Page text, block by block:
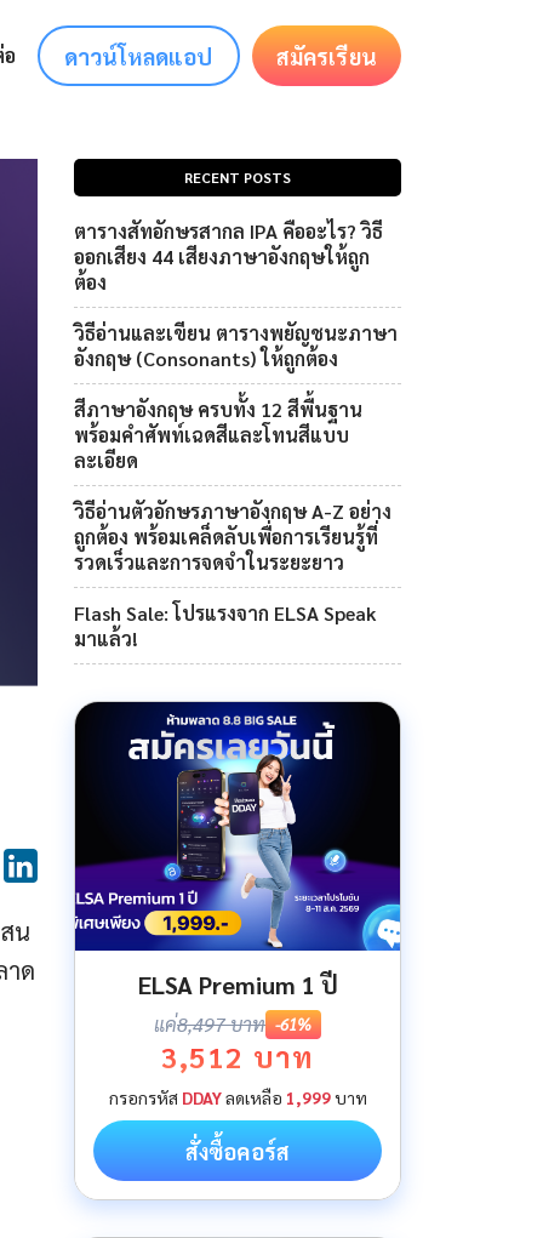
ดาวน์โหลดแอป สมัครเรียน
น
าด
RECENT POSTS
ตารางสัทอักษรสากล IPA คืออะไร? วิธี
ออกเสียง 44 เสียงภาษาอังกฤษให้ถูก
ต้อง
วิธีอ่านและเขียน ตารางพยัญชนะภาษา
อังกฤษ (Consonants) ให้ถูกต้อง
สีภาษาอังกฤษ ครบทั้ง 12 สีพื้นฐาน
พร้อมคำศัพท์เฉดสีและโทนสีแบบ
ละเอียด
วิธีอ่านตัวอักษรภาษาอังกฤษ A-Z อย่าง
ถูกต้อง พร้อมเคล็ดลับเพื่อการเรียนรู้ที่
รวดเร็วและการจดจำในระยะยาว
Flash Sale: โปรแรงจาก ELSA Speak
มาแล้ว!
ELSA Premium 1 ปี
แค่8,497 บาท -61%
3,512 บาท
กรอกรหัส DDAYลดเหลือ 1,999บาท
สั่งซื้อคอร์ส